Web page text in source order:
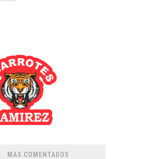
MAS COMENTADOS